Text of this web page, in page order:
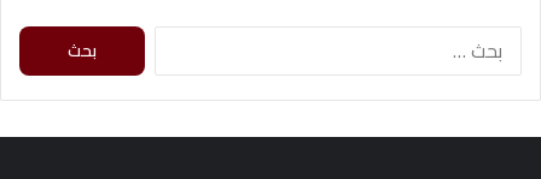
ث